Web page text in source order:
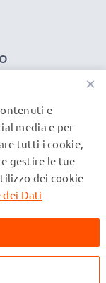
costi di
menzionati
fornire
×
e
media e per
tutti i cookie,
gestire le tue
dei cookie
dei Dati